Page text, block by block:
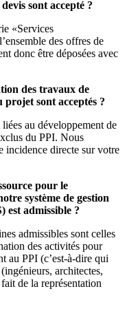
sont accepté ?
«Services
des offres de
donc être déposées avec
des travaux de
sont acceptés ?
au développement de
du PPI. Nous
incidence directe sur votre
pour le
système de gestion
est admissible ?
admissibles sont celles
des activités pour
au PPI (c’est-à-dire qui
architectes,
de la représentation